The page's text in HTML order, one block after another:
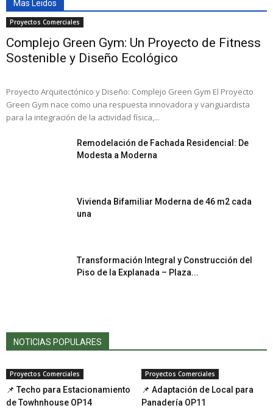
Mas Leidos
Proyectos Comerciales
Complejo Green Gym: Un Proyecto de Fitness
Sostenible y Diseño Ecológico
Proyecto Arquitectónico y Diseño: Complejo Green Gym El Proyecto
Green Gym nace como una respuesta innovadora y vanguardista
para la integración de la actividad física,...
Remodelación de Fachada Residencial: De
Modesta a Moderna
Vivienda Bifamiliar Moderna de 46 m2 cada
una
Transformación Integral y Construcción del
Piso de la Explanada – Plaza...
NOTICIAS POPULARES
Proyectos Comerciales
📌 Techo para Estacionamiento
de Towhnhouse OP14
Proyectos Comerciales
📌 Adaptación de Local para
Panadería OP11